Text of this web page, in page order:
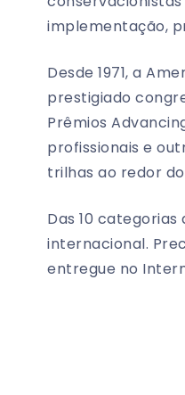
implementação,
Desde 1971, a
prestigiado
Prêmios
profissionais e
trilhas ao redor do
Das 10
internacional.
entregue no